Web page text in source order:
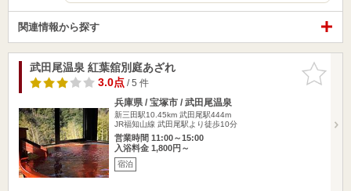
関連情報から探す
お気に入
りに追加
武田尾温泉 紅葉舘別庭あざれ
3.0点/ 5 件
兵庫県 / 宝塚市 / 武田尾温泉
新三田駅10.45km 武田尾駅444m
JR福知山線 武田尾駅より徒歩10分
営業時間 11:00～15:00
入浴料金 1,800円～
宿泊